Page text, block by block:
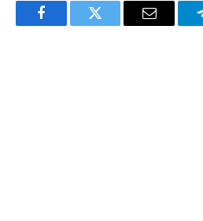
FacebookTwitter Email